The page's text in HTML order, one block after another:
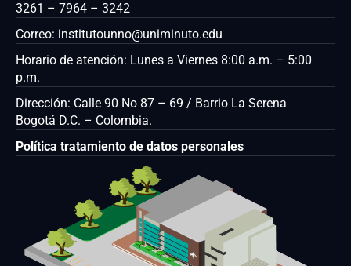
3261 – 7964 – 3242
Correo: institutounno@uniminuto.edu
Horario de atención: Lunes a Viernes 8:00 a.m. – 5:00
p.m.
Dirección: Calle 90 No 87 – 69 / Barrio La Serena
Bogotá D.C. – Colombia.
Política tratamiento de datos personales